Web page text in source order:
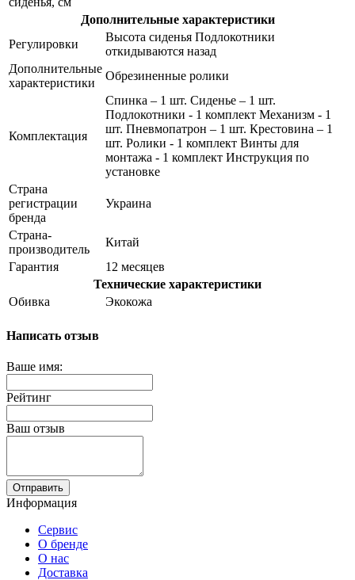
Дополнительные характеристики
Регулировки
Высота сиденья Подлокотники
откидываются назад
Дополнительные
характеристики
Обрезиненные ролики
Комплектация
Спинка – 1 шт. Сиденье – 1 шт.
Подлокотники - 1 комплект Механизм - 1
шт. Пневмопатрон – 1 шт. Крестовина – 1
шт. Ролики - 1 комплект Винты для
монтажа - 1 комплект Инструкция по
установке
Страна
регистрации
бренда
Украина
Страна-
производитель
Китай
Гарантия
12 месяцев
Технические характеристики
Обивка
Экокожа
Написать отзыв
Ваше имя:
Рейтинг
Ваш отзыв
Отправить
Информация
Сервис
О бренде
О нас
Доставка